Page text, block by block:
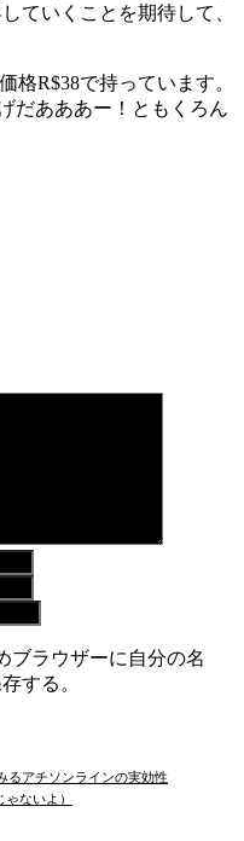
ていくことを期待して、
格R$38で持っています。
だあああー！ともくろん
ブラウザーに自分の名
する。
るアチソンラインの実効性
ないよ）